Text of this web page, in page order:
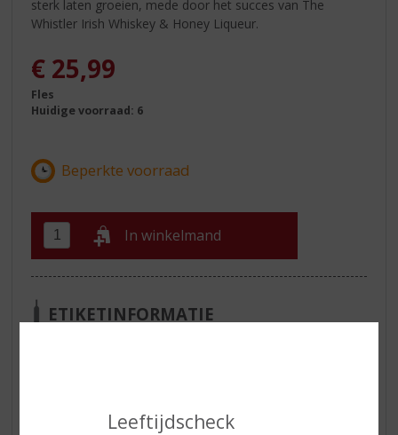
Leeftijdscheck
sterk laten groeien, mede door het succes van The
Whistler Irish Whiskey & Honey Liqueur.
€ 25,99
Fles
Huidige voorraad: 6
In winkelmand
ETIKETINFORMATIE
Alcoholpercentage
33% vol